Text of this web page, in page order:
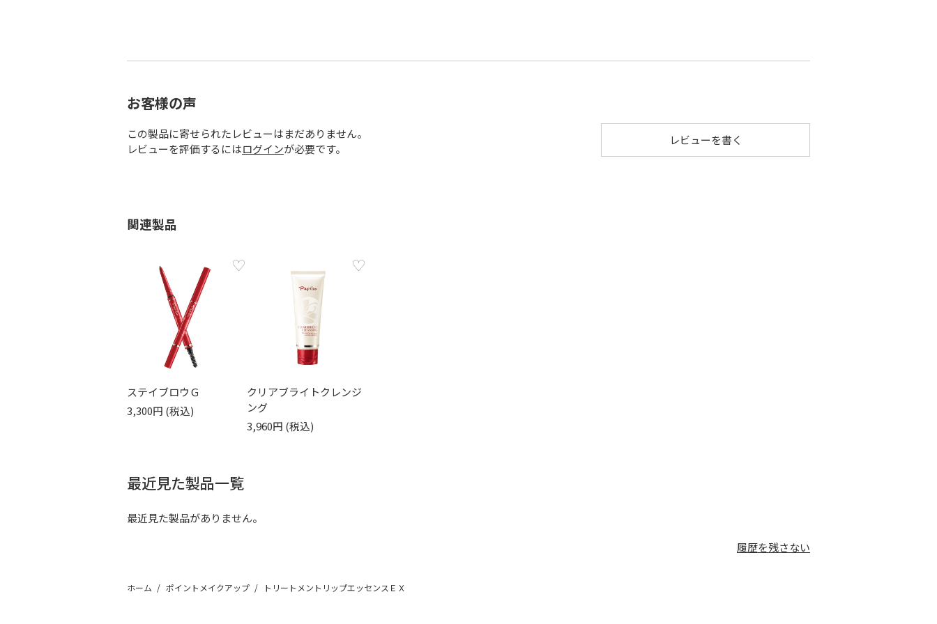
お客様の声
この製品に寄せられたレビューはまだありません。
レビューを評価するにはログインが必要です。
レビューを書く
関連製品
ステイブロウＧ
3,300円
クリアブライトクレンジ
ング
3,960円
最近見た製品一覧
最近見た製品がありません。
履歴を残さない
ホーム ポイントメイクアップ トリートメントリップエッセンスＥＸ